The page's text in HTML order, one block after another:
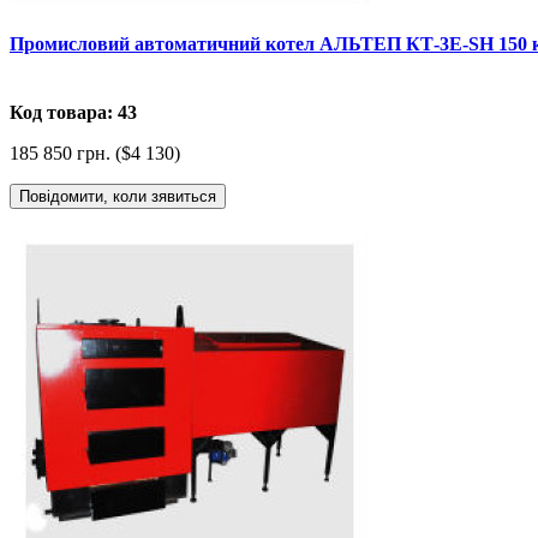
Промисловий автоматичний котел АЛЬТЕП КТ-3Е-SH 150
Код товара: 43
185 850 грн. ($4 130)
Повідомити, коли зявиться